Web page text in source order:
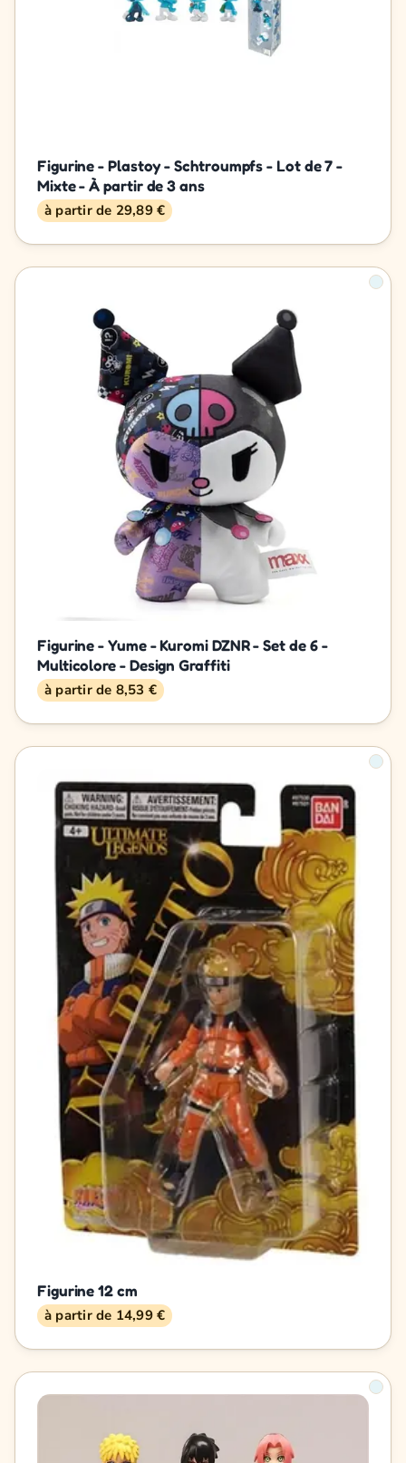
Figurine - Plastoy - Schtroumpfs - Lot de 7 -
Mixte - À partir de 3 ans
à partir de 29,89 €
Figurine - Yume - Kuromi DZNR - Set de 6 -
Multicolore - Design Graffiti
à partir de 8,53 €
Figurine 12 cm
à partir de 14,99 €